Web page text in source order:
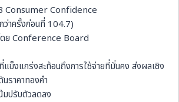
Consumer Confidence
ว่าครั้งก่อนที่ 104.7)
ดย Conference Board
แข็งแกร่งสะท้อนถึงการใช้จ่ายที่มั่นคง ส่งผลเชิง
ราคาทองคำ
มปรับตัวลดลง